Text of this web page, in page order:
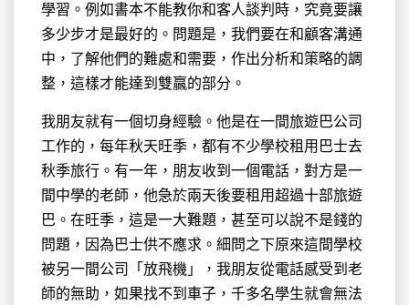
學習。例如書本不能教你和客人談判時，究竟要讓
多少步才是最好的。問題是，我們要在和顧客溝通
中，了解他們的難處和需要，作出分析和策略的調
整，這樣才能達到雙贏的部分。
我朋友就有一個切身經驗。他是在一間旅遊巴公司
工作的，每年秋天旺季，都有不少學校租用巴士去
秋季旅行。有一年，朋友收到一個電話，對方是一
間中學的老師，他急於兩天後要租用超過十部旅遊
巴。在旺季，這是一大難題，甚至可以說不是錢的
問題，因為巴士供不應求。細問之下原來這間學校
被另一間公司「放飛機」，我朋友從電話感受到老
師的無助，如果找不到車子，千多名學生就會無法